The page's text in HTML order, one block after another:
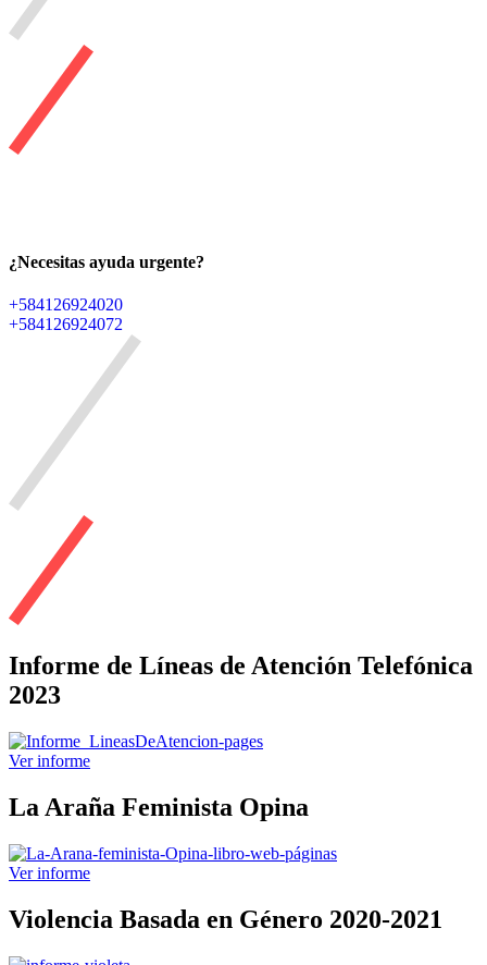
¿Necesitas ayuda urgente?
+584126924020
+584126924072
Informe de Líneas de Atención Telefónica
2023
Ver informe
La Araña Feminista Opina
Ver informe
Violencia Basada en Género 2020-2021